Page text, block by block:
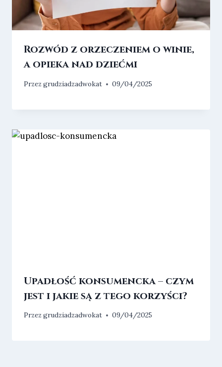
Rozwód z orzeczeniem o winie,
a opieka nad dziećmi
Przez grudziadzadwokat 09/04/2025
Upadłość konsumencka – czym
jest i jakie są z tego korzyści?
Przez grudziadzadwokat 09/04/2025